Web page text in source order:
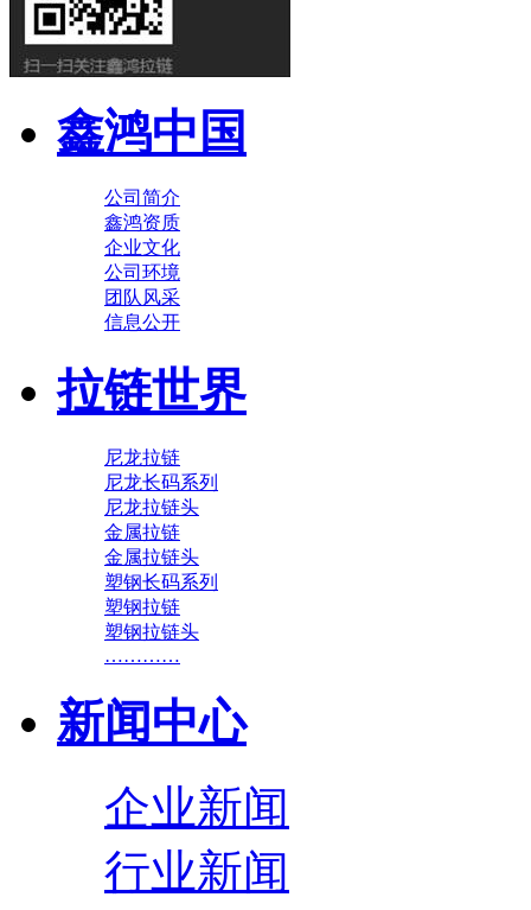
鑫鸿中国
公司简介
鑫鸿资质
企业文化
公司环境
团队风采
信息公开
拉链世界
尼龙拉链
尼龙长码系列
尼龙拉链头
金属拉链
金属拉链头
塑钢长码系列
塑钢拉链
塑钢拉链头
…………
新闻中心
企业新闻
行业新闻